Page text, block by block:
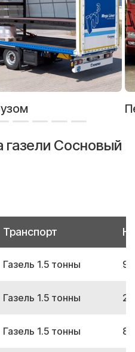
газели Сосновый
Транспорт
Газель 1.5 тонны
Газель 1.5 тонны
Газель 1.5 тонны